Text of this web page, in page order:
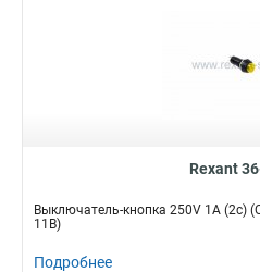
Rexant
Выключатель-кнопка 250V 1А (2с)
11В)
Подробнее